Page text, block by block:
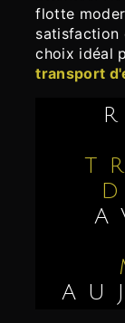
flotte
choix idéal
transport
RÉSERVEZ